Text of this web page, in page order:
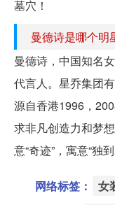
墓穴！
曼德诗是哪个明
曼德诗，中国知名
代言人。星乔集团
源自香港1996，
求非凡创造力和梦
意“奇迹”，寓意“独
网络标签： 女